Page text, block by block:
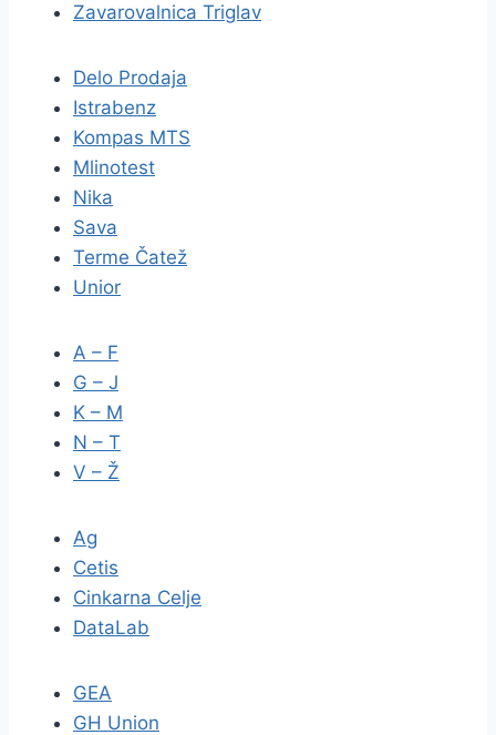
Zavarovalnica Triglav
Delo Prodaja
Istrabenz
Kompas MTS
Mlinotest
Nika
Sava
Terme Čatež
Unior
A – F
G – J
K – M
N – T
V – Ž
Ag
Cetis
Cinkarna Celje
DataLab
GEA
GH Union